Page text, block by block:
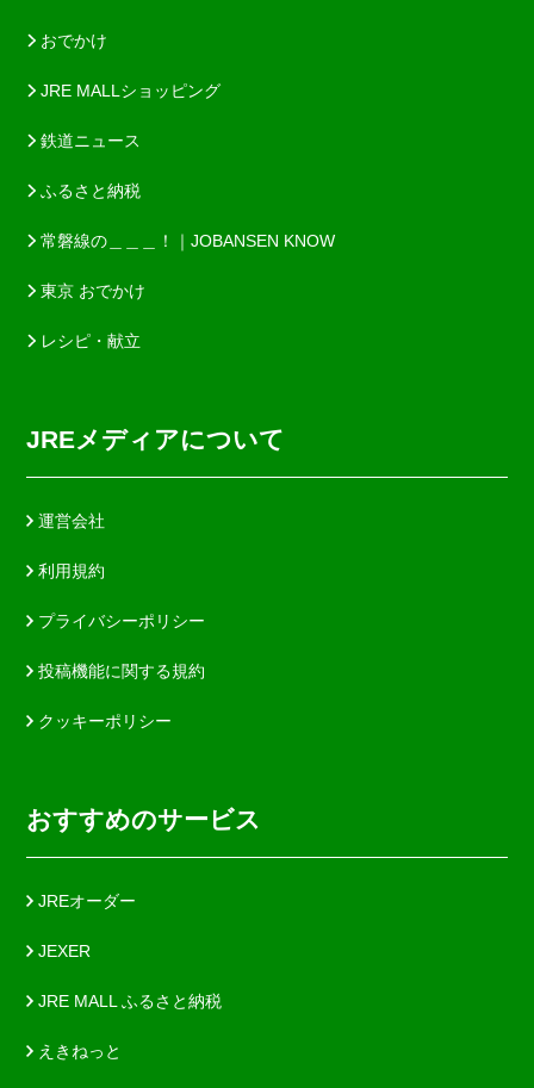
おでかけ
JRE MALLショッピング
鉄道ニュース
ふるさと納税
常磐線の＿＿＿！｜JOBANSEN KNOW
東京 おでかけ
レシピ・献立
JREメディアについて
運営会社
利用規約
プライバシーポリシー
投稿機能に関する規約
クッキーポリシー
おすすめのサービス
JREオーダー
JEXER
JRE MALL ふるさと納税
えきねっと